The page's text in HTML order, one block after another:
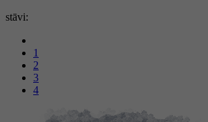
stāvi:
1
2
3
4